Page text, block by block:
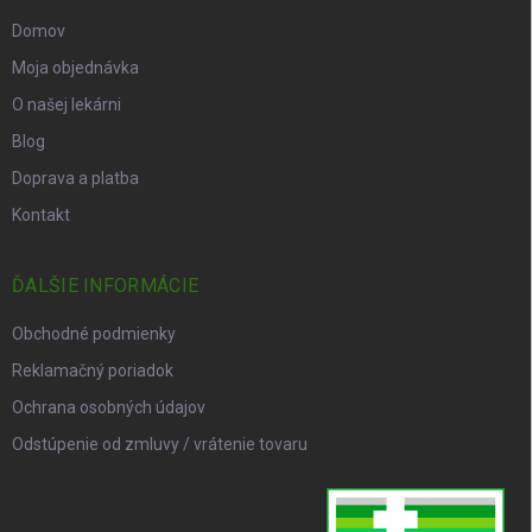
Domov
Moja objednávka
O našej lekárni
Blog
Doprava a platba
Kontakt
ĎALŠIE INFORMÁCIE
Obchodné podmienky
Reklamačný poriadok
Ochrana osobných údajov
Odstúpenie od zmluvy / vrátenie tovaru